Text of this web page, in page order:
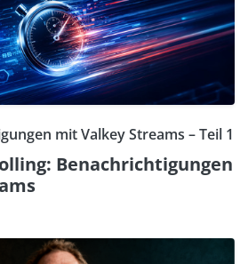
mit Valkey Streams – Teil 1
Benachrichtigungen